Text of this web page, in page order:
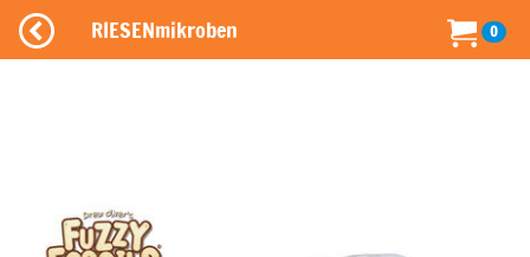
RIESENmikroben 0